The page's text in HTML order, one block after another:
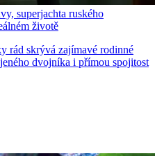
superjachta ruského
životě
rád skrývá zajímavé rodinné
dvojníka i přímou spojitost